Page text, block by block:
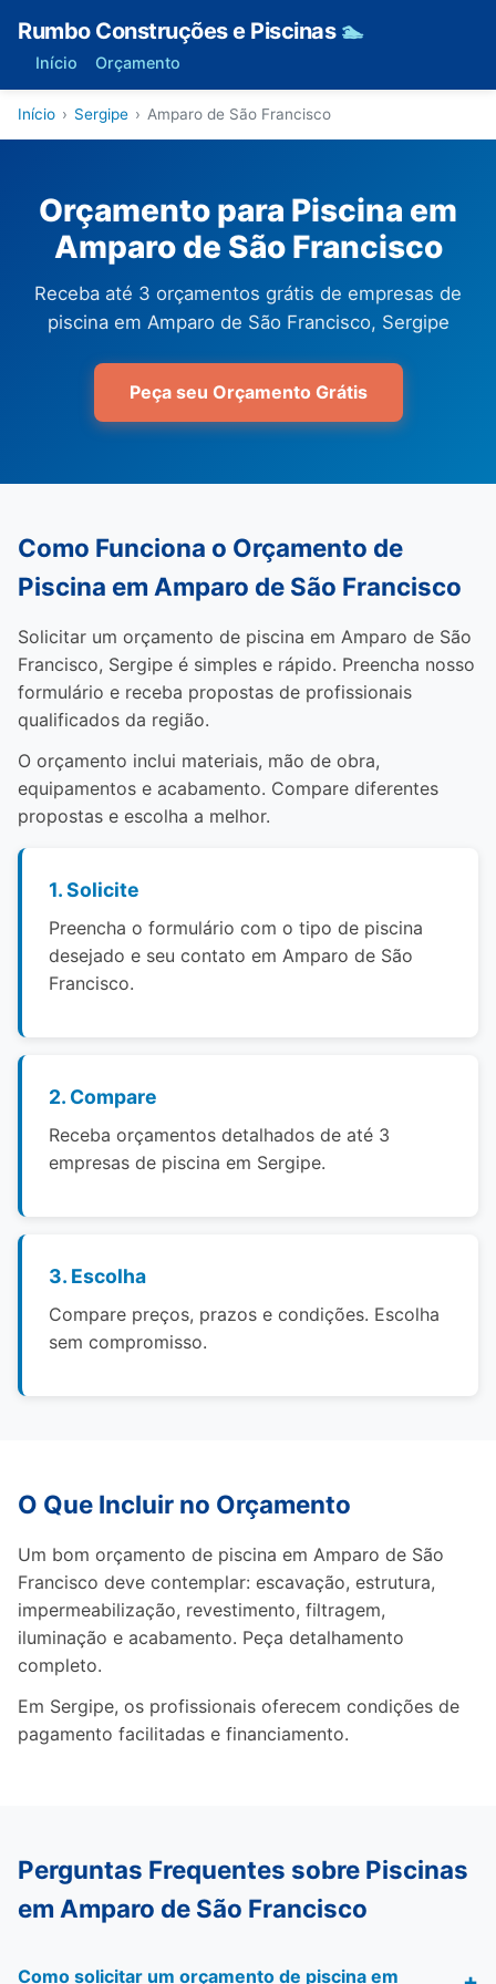
Rumbo Construções e Piscinas 🏊
Início Orçamento
Início › Sergipe › Amparo de São Francisco
Orçamento para Piscina em
Amparo de São Francisco
Receba até 3 orçamentos grátis de empresas de
piscina em Amparo de São Francisco, Sergipe
Peça seu Orçamento Grátis
Como Funciona o Orçamento de
Piscina em Amparo de São Francisco
Solicitar um orçamento de piscina em Amparo de São
Francisco, Sergipe é simples e rápido. Preencha nosso
formulário e receba propostas de profissionais
qualificados da região.
O orçamento inclui materiais, mão de obra,
equipamentos e acabamento. Compare diferentes
propostas e escolha a melhor.
1. Solicite
Preencha o formulário com o tipo de piscina
desejado e seu contato em Amparo de São
Francisco.
2. Compare
Receba orçamentos detalhados de até 3
empresas de piscina em Sergipe.
3. Escolha
Compare preços, prazos e condições. Escolha
sem compromisso.
O Que Incluir no Orçamento
Um bom orçamento de piscina em Amparo de São
Francisco deve contemplar: escavação, estrutura,
impermeabilização, revestimento, filtragem,
iluminação e acabamento. Peça detalhamento
completo.
Em Sergipe, os profissionais oferecem condições de
pagamento facilitadas e financiamento.
Perguntas Frequentes sobre Piscinas
em Amparo de São Francisco
Como solicitar um orçamento de piscina em